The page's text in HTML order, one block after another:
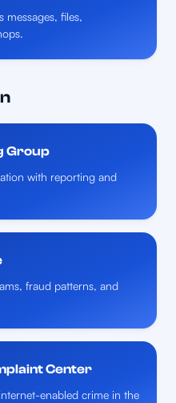
messages, files,
Group
with reporting and
fraud patterns, and
Center
enabled crime in the